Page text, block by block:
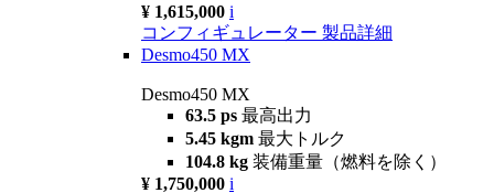
¥ 1,615,000 i
コンフィギュレーター 製品詳細
Desmo450 MX
Desmo450 MX
63.5 ps 最高出力
5.45 kgm 最大トルク
104.8 kg 装備重量（燃料を除く）
¥ 1,750,000 i